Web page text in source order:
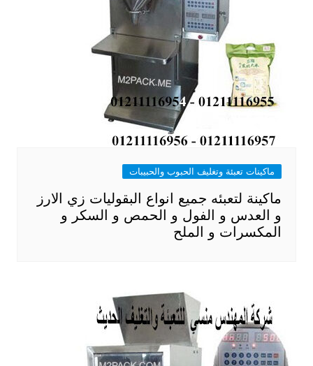
ماكينات تعبئة وتغليف الحبوب والحبيبات
ماكينة لتعبئه جميع انواع البقوليات زي الارز
و العدس و الفول و الحمص و السكر و
المكسرات و الملح